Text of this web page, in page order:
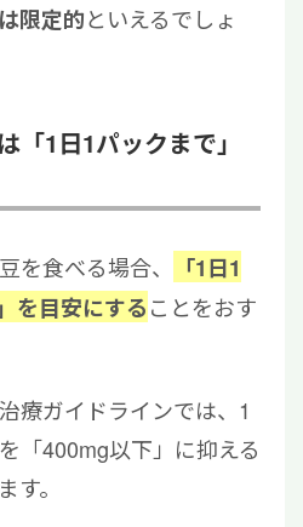
限定的といえるでしょ
「1日1パックまで」
を食べる場合、
「1日1
を目安にすることをおす
療ガイドラインでは、1
「400mg以下」に抑える
す。